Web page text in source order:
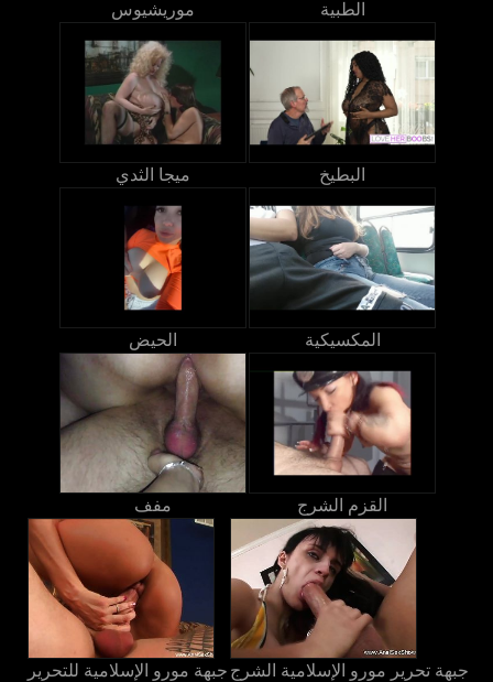
موريشيوس الطبية
ميجا الثدي البطيخ
الحيض المكسيكية
مفف القزم الشرج
جبهة مورو الإسلامية للتحرير جبهة تحرير مورو الإسلامية الشرج